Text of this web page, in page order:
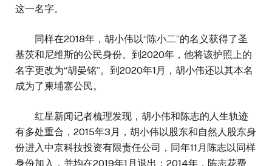
这一名字。
同样在2018年，胡小伟以“陈小二”的名义获得了圣
基茨和尼维斯的公民身份。到2020年，他将该护照上的
名字更改为“胡晏铭”。到2020年1月，胡小伟还以其本名
成为了柬埔寨公民。
红星新闻记者梳理发现，胡小伟和陈志的人生轨迹
有多处重合，2015年3月，胡小伟以股东和自然人股东身
份进入中京科技投资有限责任公司，同年11月陈志以同样
身份加入，并均在2019年1月退出；2014年，陈志花费